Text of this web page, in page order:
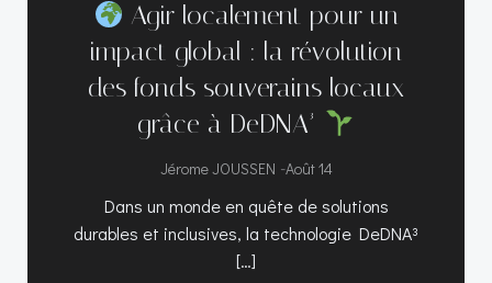
Agir localement pour un
impact global : la révolution
des fonds souverains locaux
grâce à DeDNA³
Jérome JOUSSEN -Août 14
Dans un monde en quête de solutions
durables et inclusives, la technologie DeDNA³
[…]